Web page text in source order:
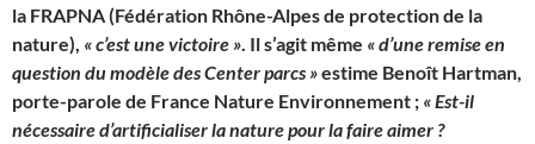
la FRAPNA (Fédération Rhône-Alpes de protection de la
nature), «c’est une victoire ». Il s’agit même «d’une remise en
question du modèle des Center parcs »estime Benoît Hartman,
porte-parole de France Nature Environnement ; «Est-il
nécessaire d’artificialiser la nature pour la faire aimer ?